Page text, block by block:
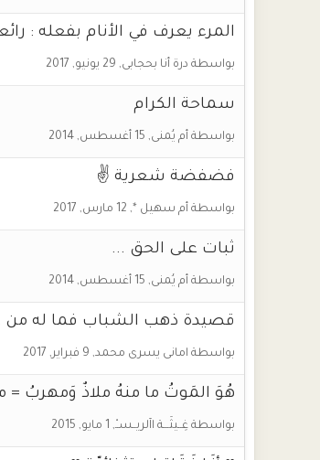
المرء يعرف في الأنام بفعله :
بواسطة درة أنا بحجابى, 29 يونيو, 2017
سماحة الكرام
بواسطة أم يُمنى, 15 أغسطس, 2014
فضفضة شعرية ✌
بواسطة أم سهيل *, 12 مارس, 2017
ثبات على الحق ...
بواسطة أم يُمنى, 15 أغسطس, 2014
قصيدة ذهب الشباب فما له من
بواسطة امانى يسرى محمد, 9 فبراير, 2017
هُوَ المَوتُ ما منهُ ملاذٌ وَمهربُ
بواسطة غِــيثَـــة اآلريــســْ, 1 مايو, 2015